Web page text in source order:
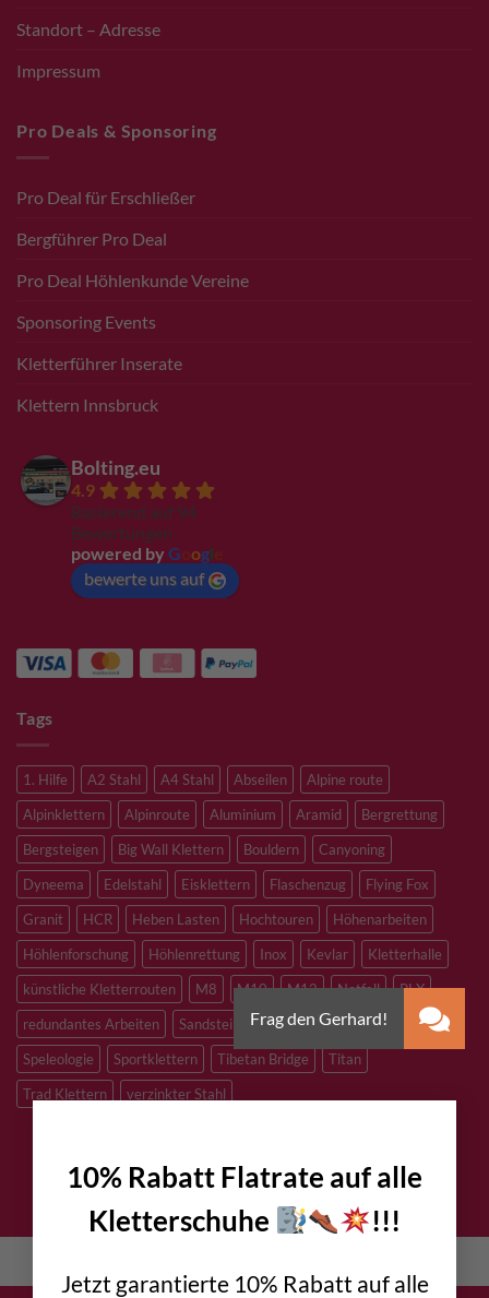
10% Rabatt Flatrate auf alle
Kletterschuhe
!!!
Jetzt garantierte 10% Rabatt auf alle
Standort – Adresse
Impressum
Pro Deals & Sponsoring
Pro Deal für Erschließer
Bergführer Pro Deal
Pro Deal Höhlenkunde Vereine
Sponsoring Events
Kletterführer Inserate
Klettern Innsbruck
Bolting.eu
4.9
Basierend auf 94
Bewertungen
powered by G ogl
bewerte uns auf
Tags
1. Hilfe A2 Stahl A4 Stahl Abseilen
Alpine route
Alpinklettern
Alpinroute Aluminium Aramid
Bergrettung
Bergsteigen
Big Wall Klettern Bouldern
Canyoning
Dyneema
Edelstahl Eisklettern Flaschenzug
Flying Fox
Granit
HCR Heben Lasten Hochtouren
Höhenarbeiten
Höhlenforschung
Höhlenrettung Inox Kevlar
Kletterhalle
künstliche Kletterrouten
M8 M10 M12 Notfall
PLX
redundantes Arbeiten
Sandstein Skitouren
Slacklining
Speleologie
Sportklettern Tibetan Bridge
Titan
Trad Klettern
verzinkter Stahl